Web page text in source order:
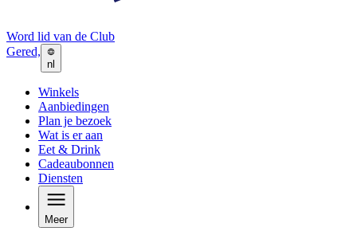
Word lid van de Club
Gered,
nl
Winkels
Aanbiedingen
Plan je bezoek
Wat is er aan
Eet & Drink
Cadeaubonnen
Diensten
Meer